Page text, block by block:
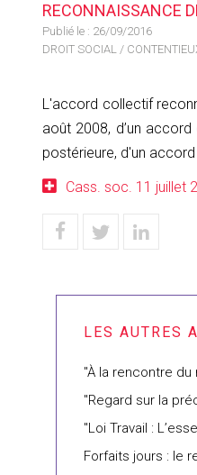
RECONNAISSANCE
Publié le : 26/09/2016
DROIT SOCIAL /
L'accord collectif
août 2008, d’un
postérieure, d'un
Cass. soc. 11 juillet
"À la rencontre
"Regard sur la
"Loi Travail :
Forfaits jours : le